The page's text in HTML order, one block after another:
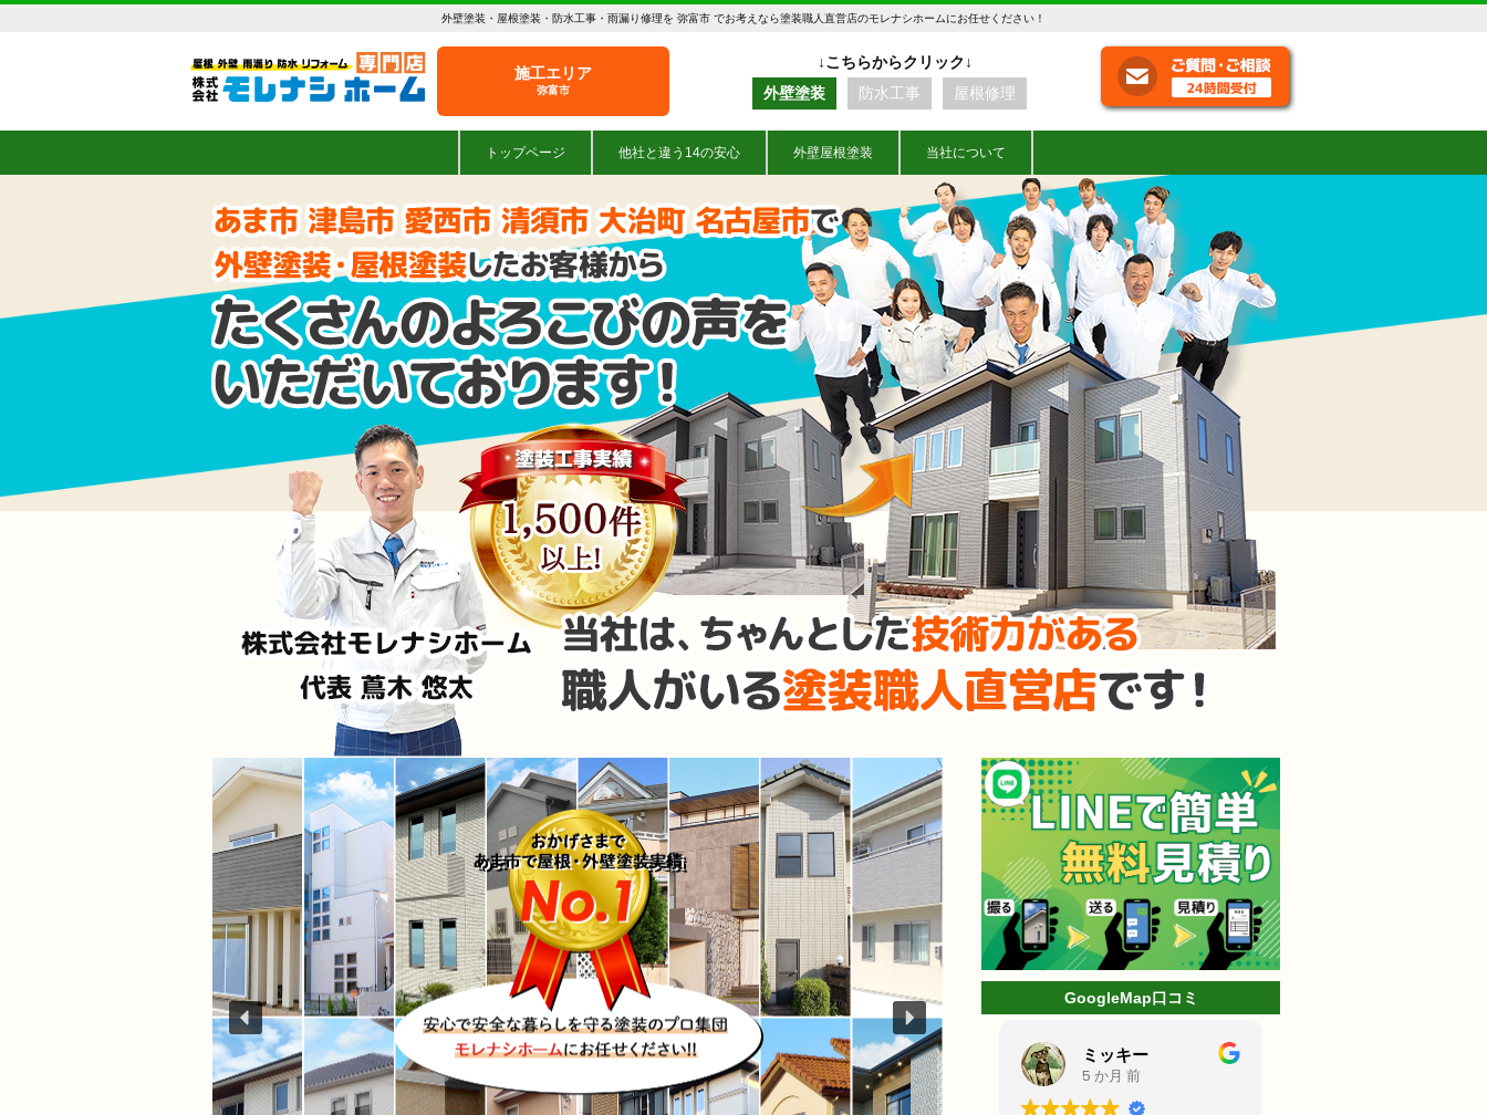
外壁塗装・屋根塗装・防水工事・雨漏り修理を 弥富市 でお考えなら塗装職人直営店のモレナシホームにお任せください！
施工エリア
弥富市 外壁塗装 防水工事 屋根修理
トップページ 他社と違う14の安心 外壁屋根塗装 当社について
GoogleMap口コミ
aki -t
4 か月 前
ミッキー
5 か月 前